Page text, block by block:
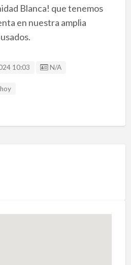
Blanca! que tenemos
en nuestra amplia
10:03 Listing ID
N/A